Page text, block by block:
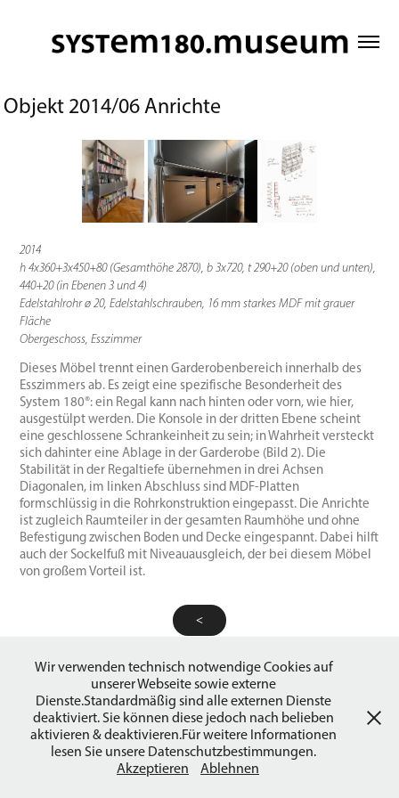
Objekt 2014/06 Anrichte
2014
h 4x360+3x450+80 (Gesamthöhe 2870), b 3x720, t 290+20 (oben und unten),
440+20 (in Ebenen 3 und 4)
Edelstahlrohr ø 20, Edelstahlschrauben, 16 mm starkes MDF mit grauer
Fläche
Obergeschoss, Esszimmer
Dieses Möbel trennt einen Garderobenbereich innerhalb des
Esszimmers ab. Es zeigt eine spezifische Besonderheit des
System 180®: ein Regal kann nach hinten oder vorn, wie hier,
ausgestülpt werden. Die Konsole in der dritten Ebene scheint
eine geschlossene Schrankeinheit zu sein; in Wahrheit versteckt
sich dahinter eine Ablage in der Garderobe (Bild 2). Die
Stabilität in der Regaltiefe übernehmen in drei Achsen
Diagonalen, im linken Abschluss sind MDF-Platten
formschlüssig in die Rohrkonstruktion eingepasst. Die Anrichte
ist zugleich Raumteiler in der gesamten Raumhöhe und ohne
Befestigung zwischen Boden und Decke eingespannt. Dabei hilft
auch der Sockelfuß mit Niveauausgleich, der bei diesem Möbel
von großem Vorteil ist.
<
© 2026 by System180 Museum Powered byAdobe Portfolio
Wir verwenden technisch notwendige Cookies auf
unserer Webseite sowie externe
Dienste.Standardmäßig sind alle externen Dienste
deaktiviert. Sie können diese jedoch nach belieben
aktivieren & deaktivieren.Für weitere Informationen
lesen Sie unsere Datenschutzbestimmungen.
Akzeptieren
Ablehnen